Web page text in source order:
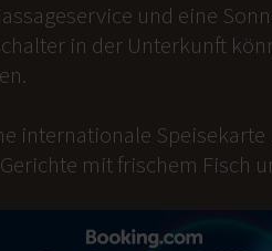
und eine
in der Unterkunft
internationale
mit frischem Fisch